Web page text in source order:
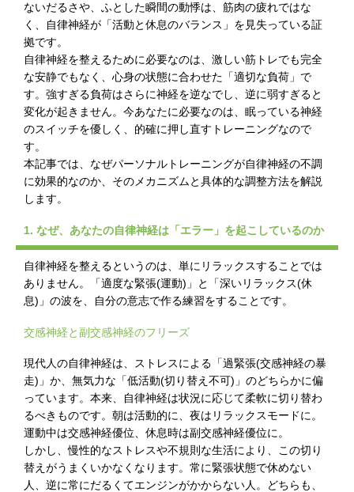
ないだるさや、ふとした瞬間の動悸は、筋肉の疲れではな
く、自律神経が「活動と休息のバランス」を見失っている証
拠です。
自律神経を整えるために必要なのは、激しい筋トレでも完全
な安静でもなく、心身の状態に合わせた「適切な負荷」で
す。強すぎる負荷はさらに神経を逆なでし、逆に弱すぎると
変化が起きません。今あなたに必要なのは、眠っている神経
のスイッチを優しく、的確に押し直すトレーニングなので
す。
本記事では、なぜパーソナルトレーニングが自律神経の不調
に効果的なのか、そのメカニズムと具体的な調整方法を解説
します。
1. なぜ、あなたの自律神経は「エラー」を起こしているのか
自律神経を整えるというのは、単にリラックスすることでは
ありません。「適度な緊張(運動)」と「深いリラックス(休
息)」の波を、自分の意志で作る練習をすることです。
交感神経と副交感神経のフリーズ
現代人の自律神経は、ストレスによる「過緊張(交感神経の暴
走)」か、無気力な「低活動(切り替え不可)」のどちらかに偏
っています。本来、自律神経は状況に応じて柔軟に切り替わ
るべきものです。朝は活動的に、夜はリラックスモードに。
運動中は交感神経優位、休息時は副交感神経優位に。
しかし、慢性的なストレスや不規則な生活により、この切り
替えがうまくいかなくなります。常に緊張状態で休めない
人、逆に常にだるくてエンジンがかからない人。どちらも、